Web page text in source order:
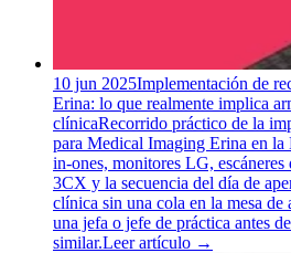
10 jun 2025Implementación de
Erina: lo que realmente implica
clínicaRecorrido práctico de la
para Medical Imaging Erina en
in-ones, monitores LG,
3CX y la secuencia del día de
clínica sin una cola en la mesa de
una jefa o jefe de práctica antes
similar.Leer artículo →